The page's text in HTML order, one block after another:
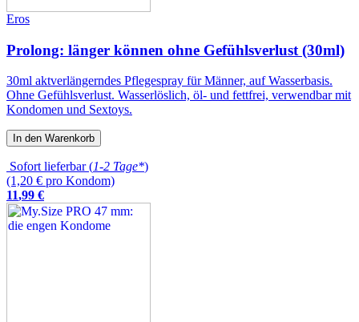
Eros
Prolong: länger können ohne Gefühlsverlust (30ml)
30ml aktverlängerndes Pflegespray für Männer, auf Wasserbasis.
Ohne Gefühlsverlust. Wasserlöslich, öl- und fettfrei, verwendbar mit
Kondomen und Sextoys.
In den Warenkorb
Sofort lieferbar (1-2 Tage*)
(1,20 € pro Kondom)
11,99 €